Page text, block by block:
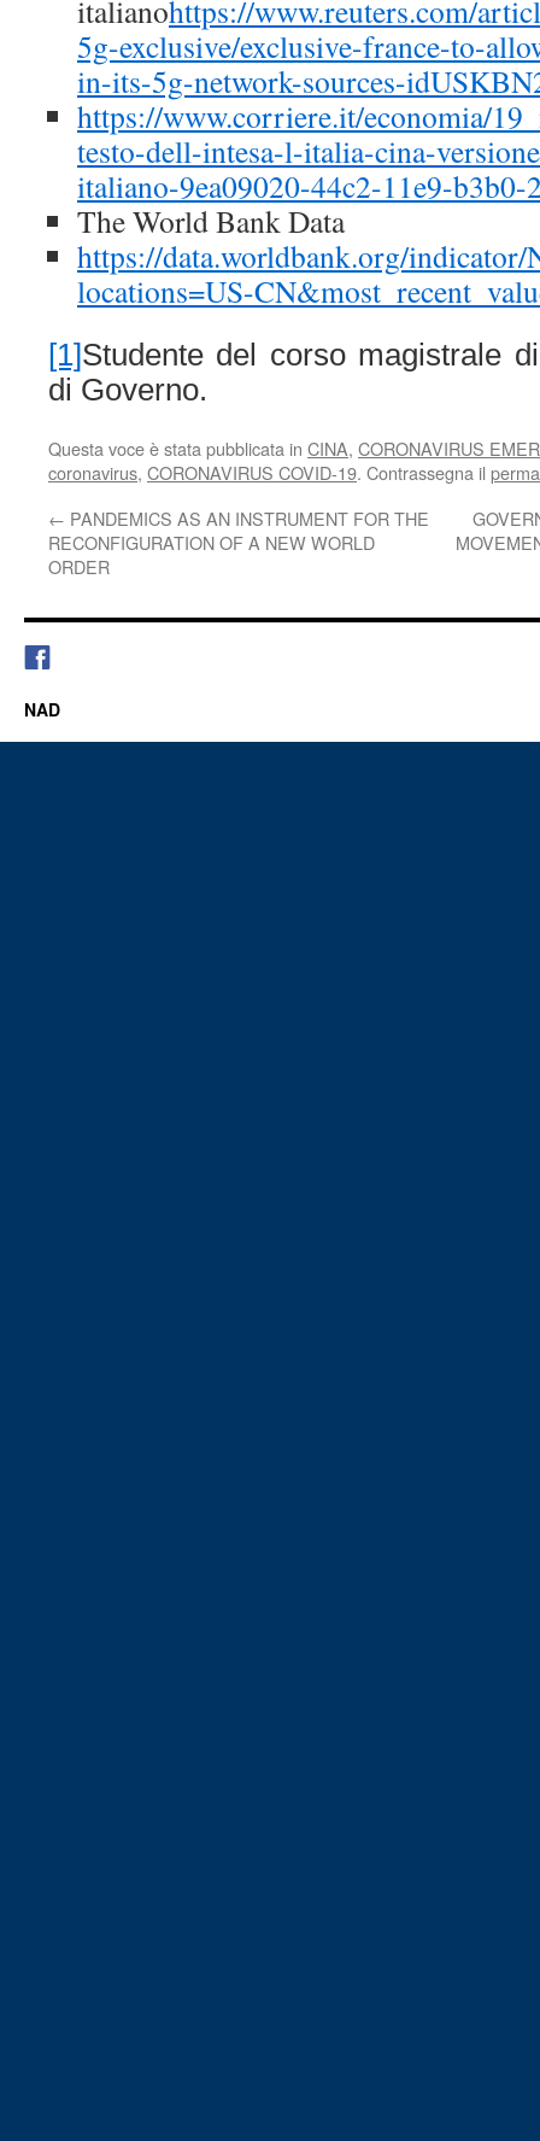
italianohttps://www.reuters.com/
5g-exclusive/exclusive-france-to-
in-its-5g-network-sources-
https://www.corriere.it/economia/
testo-dell-intesa-l-italia-cina-
italiano-9ea09020-44c2-11e9-b3b0-
The World Bank Data
https://data.worldbank.org/indicator/
locations=US-
[1]Studente del corso magistrale
di Governo.
Questa voce è stata pubblicata in CINA, CORONAVIRUS
coronavirus, CORONAVIRUS COVID-19. Contrassegna il
← PANDEMICS AS AN INSTRUMENT FOR THE
RECONFIGURATION OF A NEW WORLD
ORDER
NAD